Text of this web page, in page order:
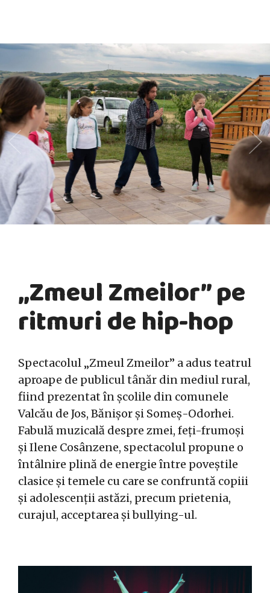
„Zmeul Zmeilor” pe
ritmuri de hip-hop
Spectacolul „Zmeul Zmeilor” a adus teatrul
aproape de publicul tânăr din mediul rural,
fiind prezentat în școlile din comunele
Valcău de Jos, Bănișor și Someș-Odorhei.
Fabulă muzicală despre zmei, feți-frumoși
și Ilene Cosânzene, spectacolul propune o
întâlnire plină de energie între poveștile
clasice și temele cu care se confruntă copiii
și adolescenții astăzi, precum prietenia,
curajul, acceptarea și bullying-ul.